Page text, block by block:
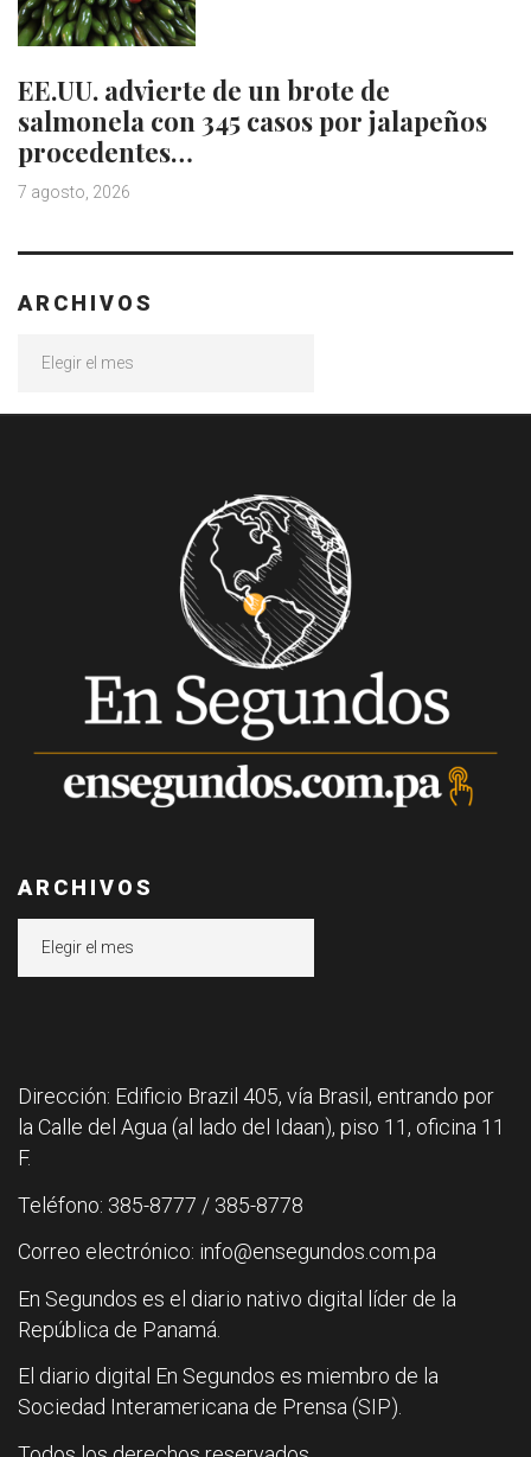
EE.UU. advierte de un brote de
salmonela con 345 casos por jalapeños
procedentes…
7 agosto, 2026
ARCHIVOS
ARCHIVOS
Dirección: Edificio Brazil 405, vía Brasil, entrando por
la Calle del Agua (al lado del Idaan), piso 11, oficina 11
F.
Teléfono: 385-8777 / 385-8778
Correo electrónico: info@ensegundos.com.pa
En Segundos es el diario nativo digital líder de la
República de Panamá.
El diario digital En Segundos es miembro de la
Sociedad Interamericana de Prensa (SIP).